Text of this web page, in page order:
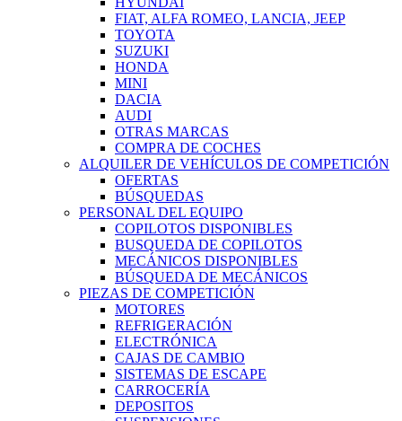
FIAT, ALFA ROMEO, LANCIA, JEEP
TOYOTA
SUZUKI
HONDA
MINI
DACIA
AUDI
OTRAS MARCAS
COMPRA DE COCHES
ALQUILER DE VEHÍCULOS DE COMPETICIÓN
OFERTAS
BÚSQUEDAS
PERSONAL DEL EQUIPO
COPILOTOS DISPONIBLES
BUSQUEDA DE COPILOTOS
MECÁNICOS DISPONIBLES
BÚSQUEDA DE MECÁNICOS
PIEZAS DE COMPETICIÓN
MOTORES
REFRIGERACIÓN
ELECTRÓNICA
CAJAS DE CAMBIO
SISTEMAS DE ESCAPE
CARROCERÍA
DEPOSITOS